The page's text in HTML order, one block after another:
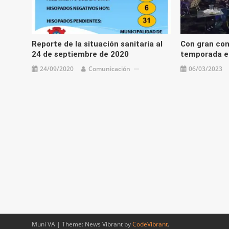
Reporte de la situación sanitaria al
24 de septiembre de 2020
24/09/2020 Comunicación
Con gran
temporada
06/03/2023
Muni VA | Theme: News Vibrant byCodeVibrant.